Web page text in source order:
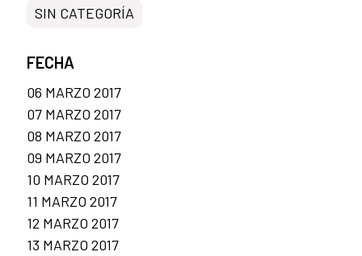
SIN CATEGORÍA
FECHA
06 MARZO 2017
07 MARZO 2017
08 MARZO 2017
09 MARZO 2017
10 MARZO 2017
11 MARZO 2017
12 MARZO 2017
13 MARZO 2017